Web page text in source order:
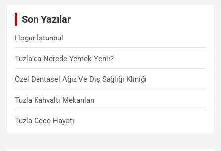
Son Yazılar
Hogar İstanbul
Tuzla’da Nerede Yemek Yenir?
Özel Dentasel Ağız Ve Diş Sağlığı Kliniği
Tuzla Kahvaltı Mekanları
Tuzla Gece Hayatı